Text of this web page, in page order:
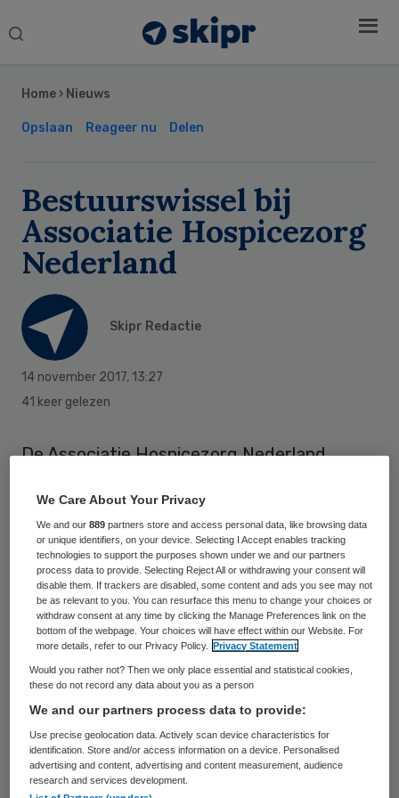
Search
Home › Nieuws
Opslaan Reageer nu Delen
Bestuurswissel bij
Associatie Hospicezorg
Nederland
Skipr Redactie
14 november 2017, 13:27
41 keer gelezen
De Associatie Hospicezorg Nederland
Martin den Hartog en Marion Sonneveld
treden toe tot het bestuur. Martin den
Hartog wordt bestuursvoorzitter.
Dat maaktde AHzNbekend op 14
november. Den Hartog en Sonneveld
vormen samen met penningmeester Jaap
Gootjes het driekoppige bestuur van de
AHzN. De vacatures zijn ontstaan door het
terugtreden van Janneke Koningswoud en
Saskia Teunissen als bestuursleden. De
AHzN heeft veel waardering voor het
Sidebar
We Care About Your Privacy
We and our889 partners store and access personal data, like browsing data
or unique identifiers, on your device. Selecting I Accept enables tracking
technologies to support the purposes shown under we and our partners
process data to provide. Selecting Reject All or withdrawing your consent will
disable them. If trackers are disabled, some content and ads you see may not
be as relevant to you. You can resurface this menu to change your choices or
withdraw consent at any time by clicking the Manage Preferences link on the
bottom of the webpage. Your choices will have effect within our Website. For
more details, refer to our Privacy Policy.
Privacy Statement
Would you rather not? Then we only place essential and statistical cookies,
these do not record any data about you as a person
We and our partners process data to provide:
Use precise geolocation data. Actively scan device characteristics for
identification. Store and/or access information on a device. Personalised
advertising and content, advertising and content measurement, audience
research and services development.